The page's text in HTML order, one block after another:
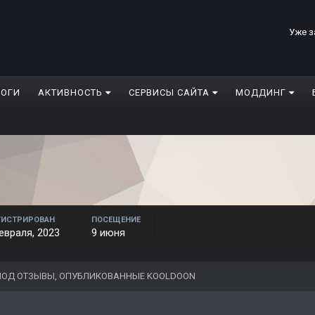
Уже
АКТИВНОСТЬ СЕРВИСЫ САЙТА МОДДИНГ
2023
ПОСЕЩЕНИЕ
9 июня
ОТЗЫВЫ, ОПУБЛИКОВАННЫЕ KOOLDOON